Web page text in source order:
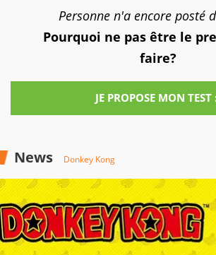
Personne n'a encore posté
Pourquoi ne pas être le
faire?
JE PROPOSE MON TEST
News Donkey Kong